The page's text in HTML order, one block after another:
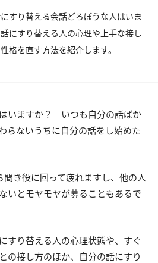
すり替える会話どろぼうな人はいま
にすり替える人の心理や上手な接し
格を直す方法を紹介します。
いますか？ いつも自分の話ばか
らないうちに自分の話をし始めた
き役に回って疲れますし、他の人
いとモヤモヤが募ることもあるで
すり替える人の心理状態や、すぐ
の接し方のほか、自分の話にすり